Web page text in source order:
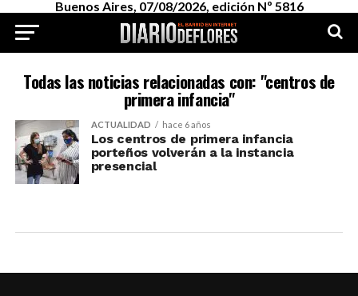
Buenos Aires, 07/08/2026, edición Nº 5816
Todas las noticias relacionadas con: "centros de
primera infancia"
ACTUALIDAD hace 6 años
Los centros de primera infancia
porteños volverán a la instancia
presencial